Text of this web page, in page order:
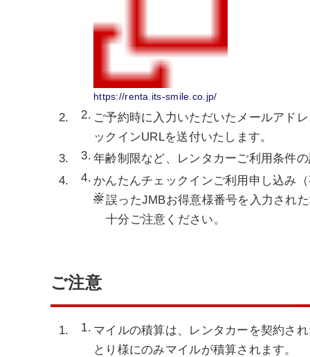
https://renta.its-smile.co.jp/
ご予約時に入力いただいたメールアド
ックインURLを送付いたします。
年齢制限など、レンタカーご利用条件
かんたんチェックインご利用申し込み
※誤ったJMBお得意様番号を入力され
十分ご注意ください。
ご注意
マイルの積算は、レンタカーを契約さ
とり様にのみマイルが積算されます。